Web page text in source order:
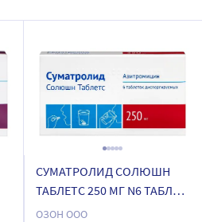
СУМАТРОЛИД СОЛЮШН
ТАБЛЕТС 250 МГ N6 ТАБЛ
ДИСПЕРГ
ОЗОН ООО